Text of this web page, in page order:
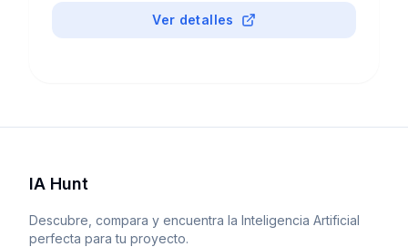
Ver detalles
IA Hunt
Descubre, compara y encuentra la Inteligencia Artificial
perfecta para tu proyecto.